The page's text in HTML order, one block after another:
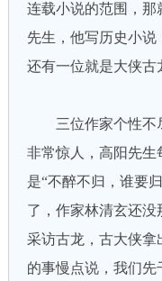
连载小说的范围，那
先生，他写历史小说
还有一位就是大侠古
三位作家个性不
非常惊人，高阳先生
是“不醉不归，谁要
了，作家林清玄还
采访古龙，古大侠拿
的事慢点说，我们先